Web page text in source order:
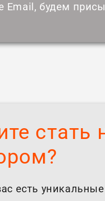
Email, будем
стать
есть